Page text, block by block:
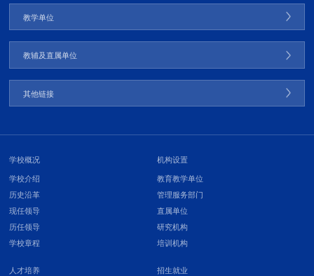
教学单位
教辅及直属单位
其他链接
学校概况
学校介绍
历史沿革
现任领导
历任领导
学校章程
机构设置
教育教学单位
管理服务部门
直属单位
研究机构
培训机构
人才培养 招生就业